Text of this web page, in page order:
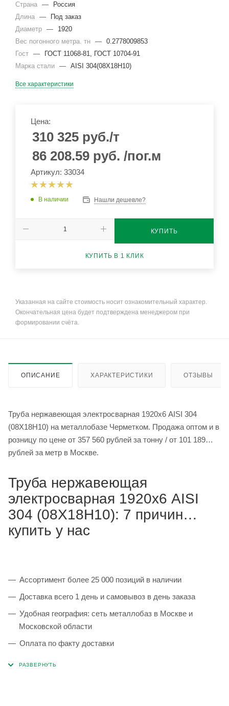
Страна —
Россия
Длина —
Под заказ
Диаметр —
1920
Вес погонного метра. тн — 0.2778009853
Гост —
ГОСТ 11068-81, ГОСТ 10704-91
Марка стали — AISI 304(08Х18Н10)
Все характеристики
Цена:
310 325 руб./т
86 208.59 руб. /пог.м
Артикул: 33034
В наличии Нашли дешевле?
КУПИТЬ
КУПИТЬ В 1 КЛИК
Указанная на сайте стоимость носит ознакомительный характер.
Окончательная цена будет подтверждена менеджером при
формировании счёта.
ОПИСАНИЕ ХАРАКТЕРИСТИКИ ОТЗЫВЫ
Труба нержавеющая электросварная 1920х6 AISI 304
(08Х18Н10) на металлобазе Черметком. Продажа оптом и в
розницу по цене от 357 560 рублей за тонну / от 101 189
рублей за метр в Москве.
Труба нержавеющая
электросварная 1920х6 AISI
304 (08Х18Н10): 7 причин
купить у нас
Ассортимент более 25 000 позиций в наличии
Доставка всего 1 день и самовывоз в день заказа
Удобная география: сеть металлобаз в Москве и
Московской области
Оплата по факту доставки